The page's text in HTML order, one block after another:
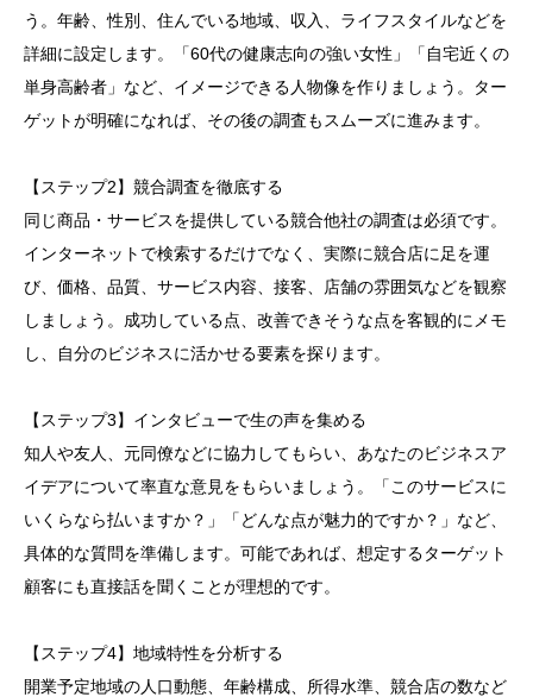
う。年齢、性別、住んでいる地域、収入、ライフスタイルなどを
詳細に設定します。「60代の健康志向の強い女性」「自宅近くの
単身高齢者」など、イメージできる人物像を作りましょう。ター
ゲットが明確になれば、その後の調査もスムーズに進みます。
【ステップ2】競合調査を徹底する
同じ商品・サービスを提供している競合他社の調査は必須です。
インターネットで検索するだけでなく、実際に競合店に足を運
び、価格、品質、サービス内容、接客、店舗の雰囲気などを観察
しましょう。成功している点、改善できそうな点を客観的にメモ
し、自分のビジネスに活かせる要素を探ります。
【ステップ3】インタビューで生の声を集める
知人や友人、元同僚などに協力してもらい、あなたのビジネスア
イデアについて率直な意見をもらいましょう。「このサービスに
いくらなら払いますか？」「どんな点が魅力的ですか？」など、
具体的な質問を準備します。可能であれば、想定するターゲット
顧客にも直接話を聞くことが理想的です。
【ステップ4】地域特性を分析する
開業予定地域の人口動態、年齢構成、所得水準、競合店の数など